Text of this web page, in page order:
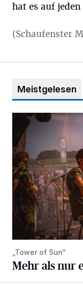
hat es auf
(Schaufenster
Meistgelesen
Mehr als nur ein
„Tower of Sun“
Mehr als nur